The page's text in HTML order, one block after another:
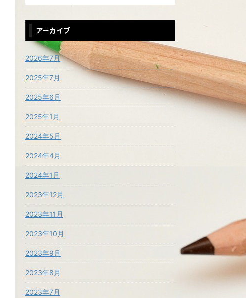
アーカイブ
2026年7月
2025年7月
2025年6月
2025年1月
2024年5月
2024年4月
2024年1月
2023年12月
2023年11月
2023年10月
2023年9月
2023年8月
2023年7月